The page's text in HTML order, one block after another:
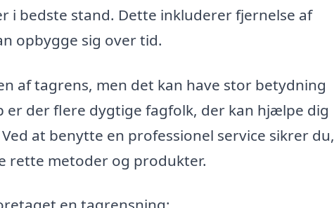
bedste stand. Dette inkluderer fjernelse af
opbygge sig over tid.
af tagrens, men det kan have stor betydning
der flere dygtige fagfolk, der kan hjælpe dig
at benytte en professionel service sikrer du,
rette metoder og produkter.